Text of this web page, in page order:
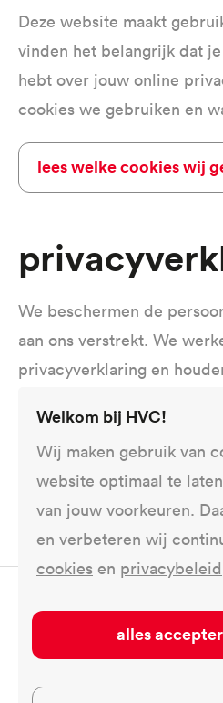
Deze website maakt
vinden het belangrijk dat
hebt over jouw online
cookies we gebruiken en
Lees welke cookies wij
We beschermen de
aan ons verstrekt. We
privacyverklaring en
(AVG)stelt.
privacyverklaring
Deel dit op ...
Welkom bij HVC!
Wij maken gebruik van
website optimaal te
van jouw voorkeuren.
en verbeteren wij
cookies en privacybeleid
alles